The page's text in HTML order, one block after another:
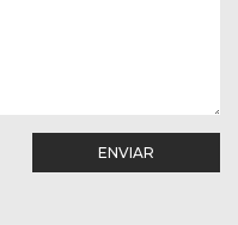
ENVIAR